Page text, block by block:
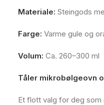
Materiale: Steingods
Farge: Varme gule og
Volum: Ca. 260–300 ml
Tåler mikrobølgeovn
Et flott valg for deg som